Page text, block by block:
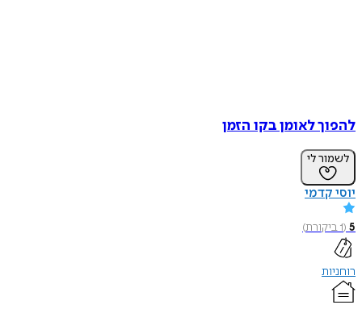
להפוך לאומן בקו הזמן
לשמור לי
יוסי קדמי
5
(
1ביקורת)
רוחניות